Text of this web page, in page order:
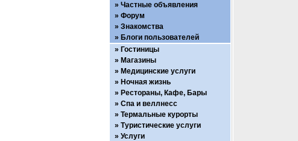
Частные объявления
Форум
Знакомства
Блоги пользователей
Гостиницы
Магазины
Медицинские услуги
Ночная жизнь
Рестораны, Кафе, Бары
Спа и веллнесс
Термальные курорты
Туристические услуги
Услуги